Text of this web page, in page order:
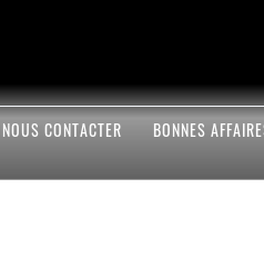
NOUS CONTACTER BONNES